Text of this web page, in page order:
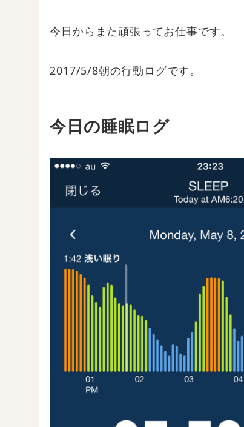
今日からまた頑張ってお仕事です。
2017/5/8朝の行動ログです。
今日の睡眠ログ